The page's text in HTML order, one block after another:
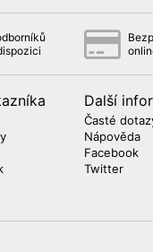
Další
Časté
Nápověda
Facebook
Twitter